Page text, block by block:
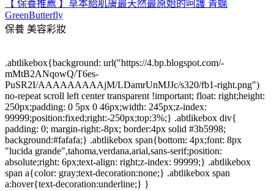
【 保養推薦 】草本給肌膚最天然最原始的呵護 青蝶
GreenButterfly
保養 美容彩妝
.abtlikebox{background: url("https://4.bp.blogspot.com/-
mMtB2ANqowQ/T6es-
PuSR2I/AAAAAAAAAjM/LDamrUnMJJc/s320/fb1-right.png")
no-repeat scroll left center transparent !important; float: right;height:
250px;padding: 0 5px 0 46px;width: 245px;z-index:
99999;position:fixed;right:-250px;top:3%;} .abtlikebox div{
padding: 0; margin-right:-8px; border:4px solid #3b5998;
background:#fafafa;} .abtlikebox span{bottom: 4px;font: 8px
"lucida grande",tahoma,verdana,arial,sans-serif;position:
absolute;right: 6px;text-align: right;z-index: 99999;} .abtlikebox
span a{color: gray;text-decoration:none;} .abtlikebox span
a:hover{text-decoration:underline;} }